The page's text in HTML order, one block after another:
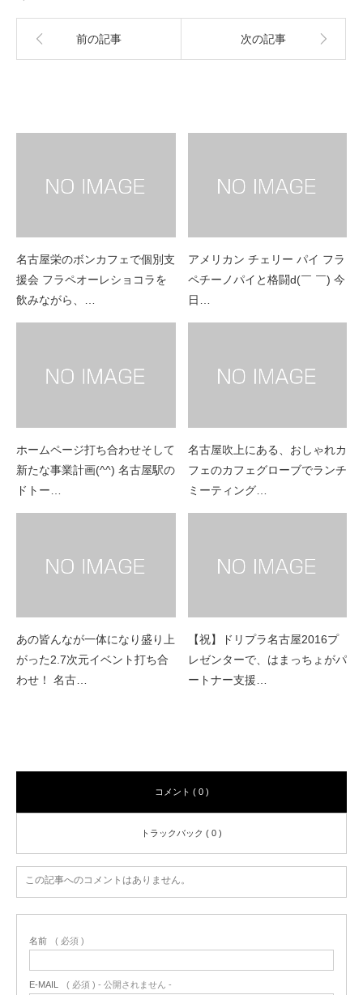
前の記事 次の記事
名古屋栄のボンカフェで個別支
援会️ フラペオーレショコラを
飲みながら、…
アメリカン チェリー パイ フラ
ペチーノ️パイと格闘d(￣ ￣) 今
日…
ホームページ打ち合わせ️そして
新たな事業計画(^^) 名古屋駅の
ドトー…
名古屋吹上にある、おしゃれカ
フェのカフェグローブでランチ
ミーティング️…
あの皆んなが一体になり盛り上
がった2.7次元イベント打ち合
わせ！ 名古…
【祝】ドリプラ名古屋2016プ
レゼンターで、はまっちょがパ
ートナー支援…
コメント ( 0 )
トラックバック ( 0 )
この記事へのコメントはありません。
名前 ( 必須 )
E-MAIL ( 必須 ) - 公開されません -